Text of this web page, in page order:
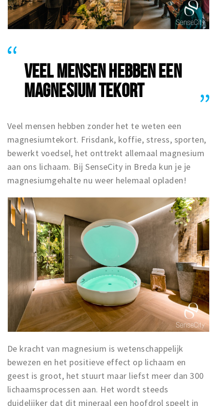
VEEL MENSEN HEBBEN EEN
MAGNESIUM TEKORT
Veel mensen hebben zonder het te weten een
magnesiumtekort. Frisdank, koffie, stress, sporten,
bewerkt voedsel, het onttrekt allemaal magnesium
aan ons lichaam. Bij SenseCity in Breda kun je je
magnesiumgehalte nu weer helemaal opladen!
De kracht van magnesium is wetenschappelijk
bewezen en het positieve effect op lichaam en
geest is groot, het stuurt maar liefst meer dan 300
lichaamsprocessen aan. Het wordt steeds
duidelijker dat dit mineraal een hoofdrol speelt in